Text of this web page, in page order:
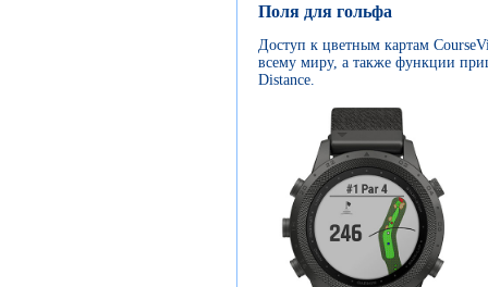
Поля для гольфа
Доступ к цветным картам
всему миру, а также функции
Distance.